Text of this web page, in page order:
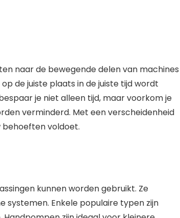
naar de bewegende delen van machines
de juiste plaats in de juiste tijd wordt
je niet alleen tijd, maar voorkom je
verminderd. Met een verscheidenheid
behoeften voldoet.
kunnen worden gebruikt. Ze
Enkele populaire typen zijn